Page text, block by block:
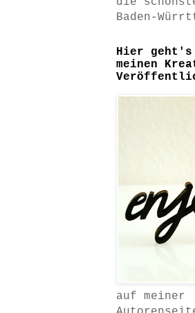
Baden-
Hier geht's
meinen
auf meiner